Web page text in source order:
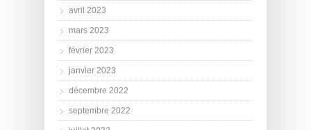
avril 2023
mars 2023
février 2023
janvier 2023
décembre 2022
septembre 2022